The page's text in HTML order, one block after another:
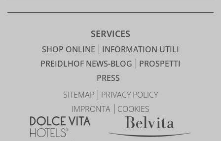
SERVICES
SHOP ONLINE
INFORMATION UTILI
PREIDLHOF NEWS-BLOG
PROSPETTI
PRESS
SITEMAP
PRIVACY POLICY
IMPRONTA
COOKIES